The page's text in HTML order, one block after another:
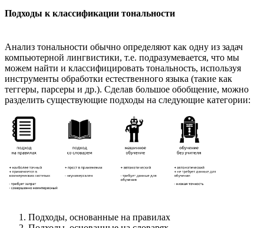
Подходы к классификации тональности
Анализ тональности обычно определяют как одну из задач
компьютерной лингвистики, т.е. подразумевается, что мы
можем найти и классифицировать тональность, используя
инструменты обработки естественного языка (такие как
теггеры, парсеры и др.). Сделав большое обобщение, можно
разделить существующие подходы на следующие категории:
Подходы, основанные на правилах